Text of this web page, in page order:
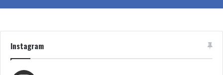
Instagram